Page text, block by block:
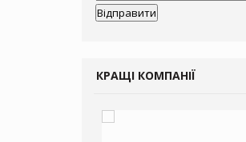
КРАЩІ КОМПАНІЇ